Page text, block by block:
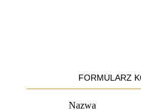
FORMULARZ
Nazwa